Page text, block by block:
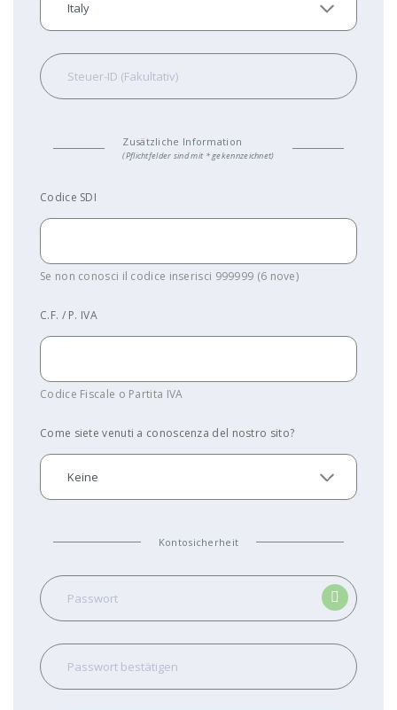
Zusätzliche Information
(Pflichtfelder sind mit * gekennzeichnet)
Codice SDI
Se non conosci il codice inserisci 999999 (6 nove)
C.F. / P. IVA
Codice Fiscale o Partita IVA
Come siete venuti a conoscenza del nostro sito?
Kontosicherheit